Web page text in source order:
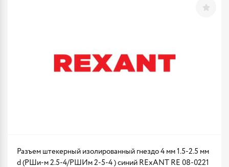
Разъем штекерный изолированный гнездо 4 мм 1.5-2.5 мм
d (РШи-м 2.5-4/РШИм 2-5-4 ) синий RExANT RE 08-0221